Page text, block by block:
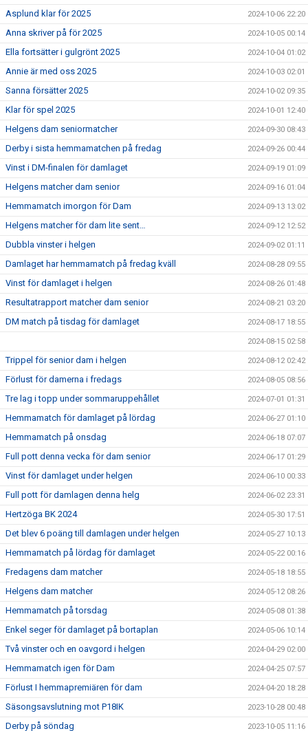
Asplund klar för 2025 2024-10-06 22:20
Anna skriver på för 2025 2024-10-05 00:14
Ella fortsätter i gulgrönt 2025 2024-10-04 01:02
Annie är med oss 2025 2024-10-03 02:01
Sanna försätter 2025 2024-10-02 09:35
Klar för spel 2025 2024-10-01 12:40
Helgens dam seniormatcher 2024-09-30 08:43
Derby i sista hemmamatchen på fredag 2024-09-26 00:44
Vinst i DM-finalen för damlaget 2024-09-19 01:09
Helgens matcher dam senior 2024-09-16 01:04
Hemmamatch imorgon för Dam 2024-09-13 13:02
Helgens matcher för dam lite sent… 2024-09-12 12:52
Dubbla vinster i helgen 2024-09-02 01:11
Damlaget har hemmamatch på fredag kväll 2024-08-28 09:55
Vinst för damlaget i helgen 2024-08-26 01:48
Resultatrapport matcher dam senior 2024-08-21 03:20
DM match på tisdag för damlaget 2024-08-17 18:55
2024-08-15 02:58
Trippel för senior dam i helgen 2024-08-12 02:42
Förlust för damerna i fredags 2024-08-05 08:56
Tre lag i topp under sommaruppehållet 2024-07-01 01:31
Hemmamatch för damlaget på lördag 2024-06-27 01:10
Hemmamatch på onsdag 2024-06-18 07:07
Full pott denna vecka för dam senior 2024-06-17 01:29
Vinst för damlaget under helgen 2024-06-10 00:33
Full pott för damlagen denna helg 2024-06-02 23:31
Hertzöga BK 2024 2024-05-30 17:51
Det blev 6 poäng till damlagen under helgen 2024-05-27 10:13
Hemmamatch på lördag för damlaget 2024-05-22 00:16
Fredagens dam matcher 2024-05-18 18:55
Helgens dam matcher 2024-05-12 08:26
Hemmamatch på torsdag 2024-05-08 01:38
Enkel seger för damlaget på bortaplan 2024-05-06 10:14
Två vinster och en oavgord i helgen 2024-04-29 02:00
Hemmamatch igen för Dam 2024-04-25 07:57
Förlust I hemmapremiären för dam 2024-04-20 18:28
Säsongsavslutning mot P18IK 2023-10-28 00:48
Derby på söndag 2023-10-05 11:16